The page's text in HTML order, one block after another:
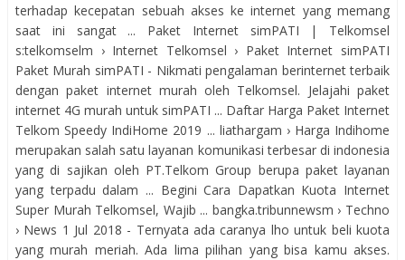
terhadap kecepatan sebuah akses ke internet yang memang
saat ini sangat ... Paket Internet simPATI | Telkomsel
s:telkomselm › Internet Telkomsel › Paket Internet simPATI
Paket Murah simPATI - Nikmati pengalaman berinternet terbaik
dengan paket internet murah oleh Telkomsel. Jelajahi paket
internet 4G murah untuk simPATI ... Daftar Harga Paket Internet
Telkom Speedy IndiHome 2019 ... liathargam › Harga Indihome
merupakan salah satu layanan komunikasi terbesar di indonesia
yang di sajikan oleh PT.Telkom Group berupa paket layanan
yang terpadu dalam ... Begini Cara Dapatkan Kuota Internet
Super Murah Telkomsel, Wajib ... bangka.tribunnewsm › Techno
› News 1 Jul 2018 - Ternyata ada caranya lho untuk beli kuota
yang murah meriah. Ada lima pilihan yang bisa kamu akses.